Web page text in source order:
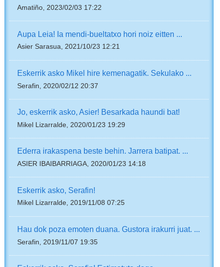
Amatiño, 2023/02/03 17:22
Aupa Leia! Ia mendi-bueltatxo hori noiz eitten ...
Asier Sarasua, 2021/10/23 12:21
Eskerrik asko Mikel hire kemenagatik. Sekulako ...
Serafin, 2020/02/12 20:37
Jo, eskerrik asko, Asier! Besarkada haundi bat!
Mikel Lizarralde, 2020/01/23 19:29
Ederra irakaspena beste behin. Jarrera batipat. ...
ASIER IBAIBARRIAGA, 2020/01/23 14:18
Eskerrik asko, Serafin!
Mikel Lizarralde, 2019/11/08 07:25
Hau dok poza emoten duana. Gustora irakurri juat. ...
Serafin, 2019/11/07 19:35